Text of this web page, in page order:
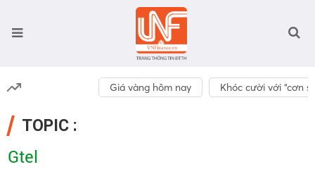
Giá vàng hôm nay Khóc cười với “cơn
TOPIC :
Gtel